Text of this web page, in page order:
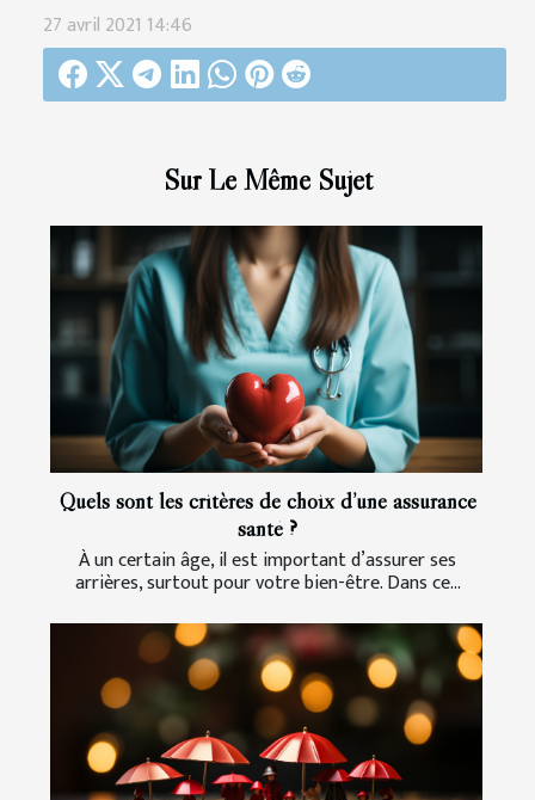
Sur Le Même Sujet
Quels sont les critères de choix d’une assurance
santé ?
À un certain âge, il est important d’assurer ses
arrières, surtout pour votre bien-être. Dans ce...
27 avril 2021 14:46